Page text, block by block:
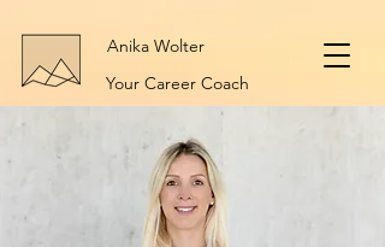
Anika Wolter
Your Career Coach